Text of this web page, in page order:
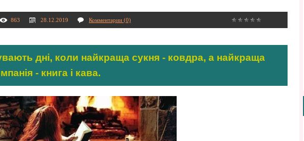
863 28.12.2019 Комментарии (0)
дні, коли найкраща сукня - ковдра, а найкраща
- книга і кава.